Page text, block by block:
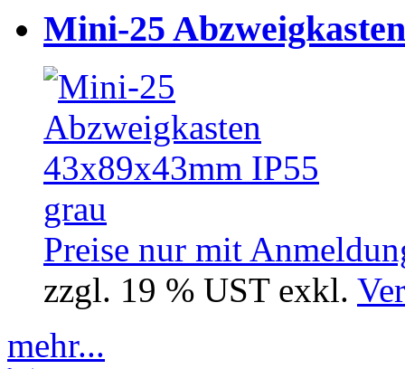
Mini-25
Preise nur mit
zzgl. 19 % UST exkl.
mehr...